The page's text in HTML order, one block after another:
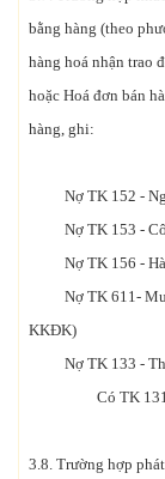
bằng hàng (theo
hàng hoá nhận trao
hoặc Hoá đơn bán
hàng, ghi:
Nợ TK 152 -
Nợ TK 153 -
Nợ TK 156 -
Nợ TK 611- Mua
KKĐK)
Nợ TK 133 -
Có TK 131 -
3.8. Trường hợp